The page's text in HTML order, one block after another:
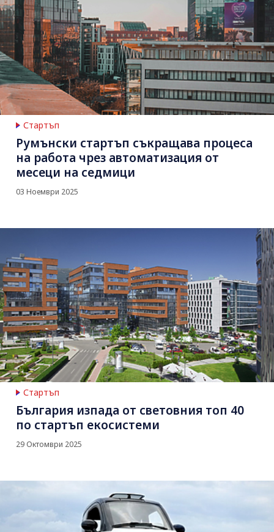
Стартъп
Румънски стартъп съкращава процеса
на работа чрез автоматизация от
месеци на седмици
03 Ноември 2025
Стартъп
България изпада от световния топ 40
по стартъп екосистеми
29 Октомври 2025